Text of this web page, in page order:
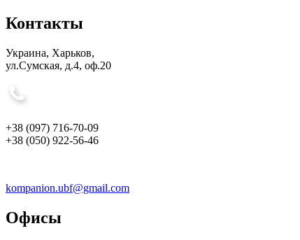
Контакты
Украина, Харьков,
ул.Сумская, д.4, оф.20
+38 (097) 716-70-09
+38 (050) 922-56-46
kompanion.ubf@gmail.com
Офисы